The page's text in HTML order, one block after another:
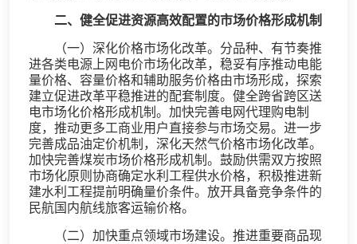
二、健全促进资源高效配置的市场价格形成机制
（一）深化价格市场化改革。分品种、有节奏推
进各类电源上网电价市场化改革，稳妥有序推动电能
量价格、容量价格和辅助服务价格由市场形成，探索
建立促进改革平稳推进的配套制度。健全跨省跨区送
电市场化价格形成机制。加快完善电网代理购电制
度，推动更多工商业用户直接参与市场交易。进一步
完善成品油定价机制，深化天然气价格市场化改革。
加快完善煤炭市场价格形成机制。鼓励供需双方按照
市场化原则协商确定水利工程供水价格，积极推进新
建水利工程提前明确量价条件。放开具备竞争条件的
民航国内航线旅客运输价格。
（二）加快重点领域市场建设。推进重要商品现